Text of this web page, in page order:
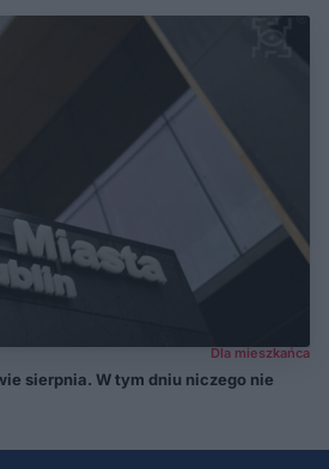
Dla mieszkańca
sierpnia. W tym dniu niczego nie